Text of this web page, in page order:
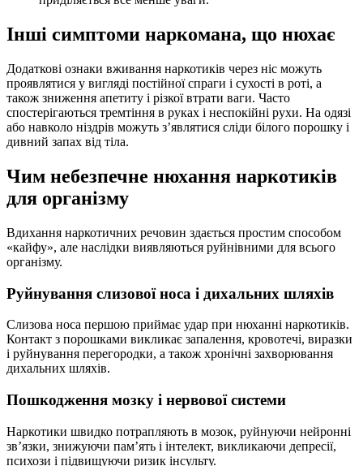
Інші симптоми наркомана, що нюхає
Додаткові ознаки вживання наркотиків через ніс можуть
проявлятися у вигляді постійної спраги і сухості в роті, а
також зниження апетиту і різкої втрати ваги. Часто
спостерігаються тремтіння в руках і неспокійні рухи. На одязі
або навколо ніздрів можуть з’являтися сліди білого порошку і
дивний запах від тіла.
Чим небезпечне нюхання наркотиків
для організму
Вдихання наркотичних речовин здається простим способом
«кайфу», але наслідки виявляються руйнівними для всього
організму.
Руйнування слизової носа і дихальних шляхів
Слизова носа першою приймає удар при нюханні наркотиків.
Контакт з порошками викликає запалення, кровотечі, виразки
і руйнування перегородки, а також хронічні захворювання
дихальних шляхів.
Пошкодження мозку і нервової системи
Наркотики швидко потрапляють в мозок, руйнуючи нейронні
зв’язки, знижуючи пам’ять і інтелект, викликаючи депресії,
психози і підвищуючи ризик інсульту.